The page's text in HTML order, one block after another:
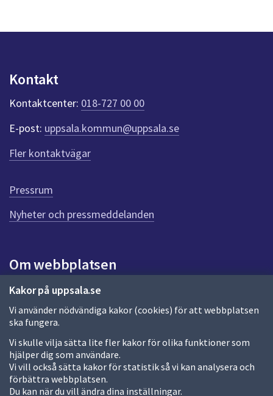
Kakor på uppsala.se
Vi använder nödvändiga kakor (cookies) för att webbplatsen
ska fungera.
Vi skulle vilja sätta lite fler kakor för olika funktioner som
hjälper dig som användare.
Vi vill också sätta kakor för statistik så vi kan analysera och
förbättra webbplatsen.
Du kan när du vill ändra dina inställningar.
p
k
t
e
f
r
d
n
n
a
a
Kontakt
Kontaktcenter: 018-727 00 00
E-post: uppsala.kommun@uppsala.se
Fler kontaktvägar
Pressrum
Nyheter och pressmeddelanden
Om webbplatsen
Om webbplatsen
Allmänna handlingar och diarium
Behandling av personuppgifter
Kakor
Språk (other languages)